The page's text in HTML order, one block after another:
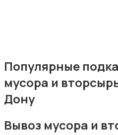
Ремонт техники
Популярные
мусора и
Дону
Вывоз мусора и